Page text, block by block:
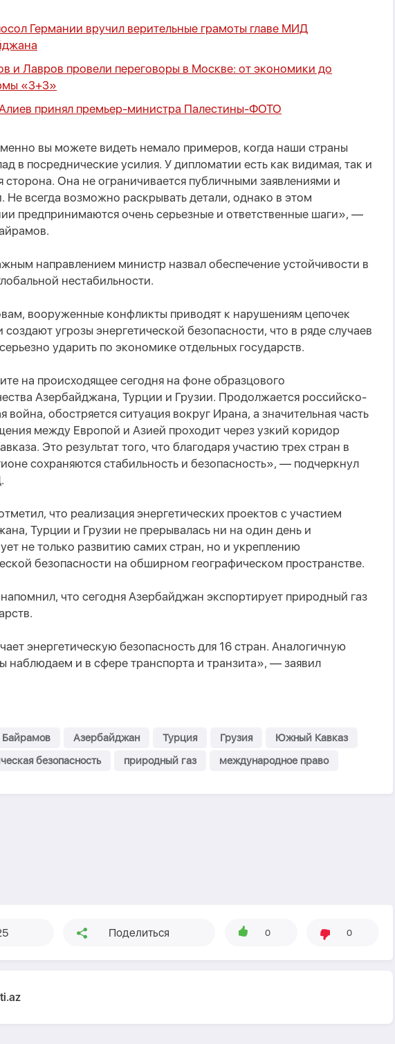
Германии вручил верительные грамоты главе МИД
и Лавров провели переговоры в Москве: от экономики до
«3+3»
принял премьер-министра Палестины-ФОТО
вы можете видеть немало примеров, когда наши страны
в посреднические усилия. У дипломатии есть как видимая, так и
сторона. Она не ограничивается публичными заявлениями и
Не всегда возможно раскрывать детали, однако в этом
предпринимаются очень серьезные и ответственные шаги», —
направлением министр назвал обеспечение устойчивости в
нестабильности.
вооруженные конфликты приводят к нарушениям цепочек
создают угрозы энергетической безопасности, что в ряде случаев
ударить по экономике отдельных государств.
на происходящее сегодня на фоне образцового
Азербайджана, Турции и Грузии. Продолжается российско-
война, обостряется ситуация вокруг Ирана, а значительная часть
между Европой и Азией проходит через узкий коридор
Это результат того, что благодаря участию трех стран в
сохраняются стабильность и безопасность», — подчеркнул
что реализация энергетических проектов с участием
Турции и Грузии не прерывалась ни на один день и
не только развитию самих стран, но и укреплению
безопасности на обширном географическом пространстве.
что сегодня Азербайджан экспортирует природный газ
энергетическую безопасность для 16 стран. Аналогичную
наблюдаем и в сфере транспорта и транзита», — заявил
Азербайджан Турция Грузия
Южный Кавказ
безопасность
природный газ международное право
Поделиться 0 0